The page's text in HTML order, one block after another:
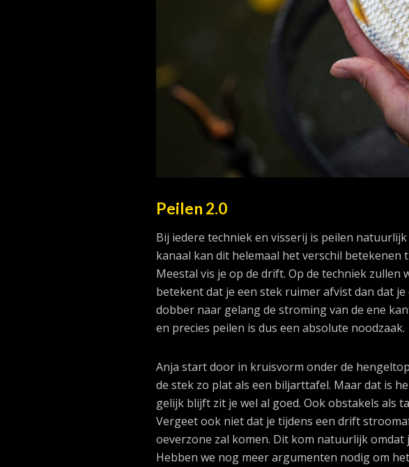
Peilen 2.0
Bij iedere techniek en visserij is peilen
kanaal kan dit helemaal het verschil betekenen
Meestal vis je op de drift. Op de techniek
betekent dat je een stek ruimer afvist dan dat
dobber naar gelang de stroming van de ene
en precies peilen is dus een absolute noodzaak.
Anja start door in kruisvorm onder de
de stek zo plat als een biljarttafel. Maar dat is
gelijk blijft zit je wel al goed. Ook obstakels als
Vergeet ook niet dat je tijdens een drift
oeverzone zal komen. Dit kom natuurlijk
Hebben we nog meer argumenten nodig om